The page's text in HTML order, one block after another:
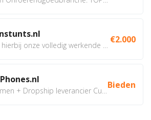
€2.000
Bieden